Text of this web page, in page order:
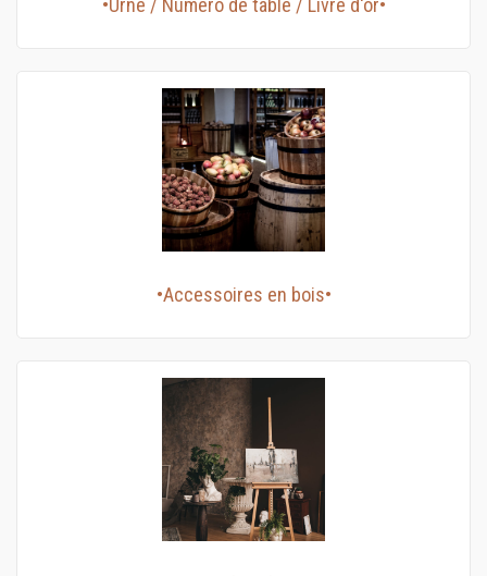
•Urne / Numéro de table / Livre d'or•
•Accessoires en bois•